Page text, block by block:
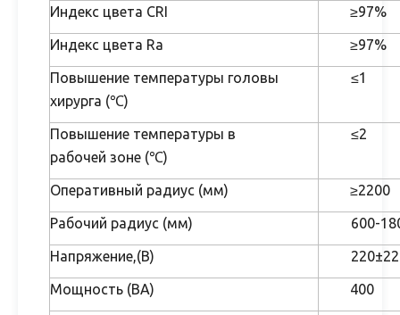
Индекс цвета CRI ≥97%
Индекс цвета Ra ≥97%
Повышение температуры головы
хирурга (℃)
≤1
Повышение температуры в
рабочей зоне (℃)
≤2
Оперативный радиус (мм) ≥2200
Рабочий радиус (мм) 600-
Напряжение,(В)
Мощность (ВА) 400